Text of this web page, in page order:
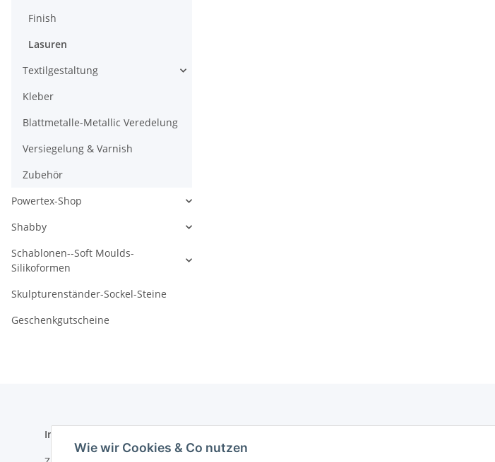
Wie wir Cookies & Co nutzen
Finish
Lasuren
Textilgestaltung
Kleber
Blattmetalle-Metallic Veredelung
Versiegelung & Varnish
Zubehör
Powertex-Shop
Shabby
Schablonen--Soft Moulds-
Silikoformen
Skulpturenständer-Sockel-Steine
Geschenkgutscheine
Informationen